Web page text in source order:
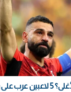
من سيكون الصفقة الأغلى؟ 5